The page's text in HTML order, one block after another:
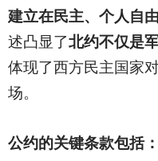
建立在民主、个人自
述凸显了北约不仅是
体现了西方民主国家
场。
公约的关键条款包括：